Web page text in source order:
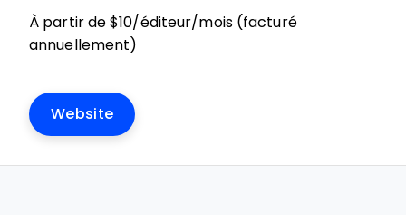
À partir de $10/éditeur/mois (facturé
annuellement)
Website